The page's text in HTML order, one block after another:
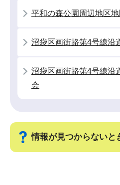
平和の森公園周辺地区
沼袋区画街路第4号線沿
沼袋区画街路第4号線沿
会
情報が見つからないと